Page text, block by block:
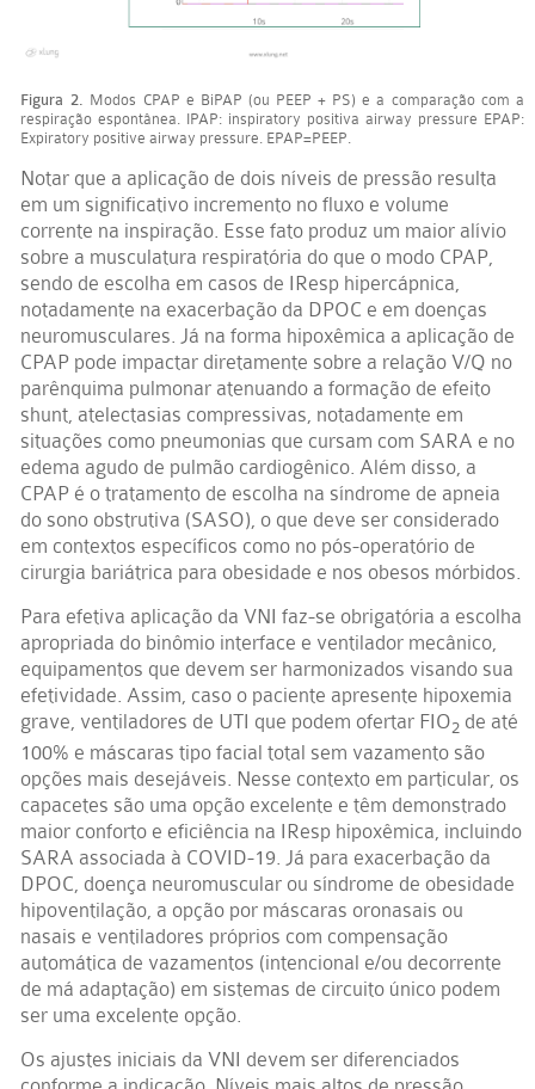
Figura 2. Modos CPAP e BiPAP (ou PEEP + PS) e a comparação com a
respiração espontânea. IPAP: inspiratory positiva airway pressure EPAP:
Expiratory positive airway pressure. EPAP=PEEP.
Notar que a aplicação de dois níveis de pressão resulta
em um significativo incremento no fluxo e volume
corrente na inspiração. Esse fato produz um maior alívio
sobre a musculatura respiratória do que o modo CPAP,
sendo de escolha em casos de IResp hipercápnica,
notadamente na exacerbação da DPOC e em doenças
neuromusculares. Já na forma hipoxêmica a aplicação de
CPAP pode impactar diretamente sobre a relação V/Q no
parênquima pulmonar atenuando a formação de efeito
shunt, atelectasias compressivas, notadamente em
situações como pneumonias que cursam com SARA e no
edema agudo de pulmão cardiogênico. Além disso, a
CPAP é o tratamento de escolha na síndrome de apneia
do sono obstrutiva (SASO), o que deve ser considerado
em contextos específicos como no pós-operatório de
cirurgia bariátrica para obesidade e nos obesos mórbidos.
Para efetiva aplicação da VNI faz-se obrigatória a escolha
apropriada do binômio interface e ventilador mecânico,
equipamentos que devem ser harmonizados visando sua
efetividade. Assim, caso o paciente apresente hipoxemia
grave, ventiladores de UTI que podem ofertar FIO2 de até
100% e máscaras tipo facial total sem vazamento são
opções mais desejáveis. Nesse contexto em particular, os
capacetes são uma opção excelente e têm demonstrado
maior conforto e eficiência na IResp hipoxêmica, incluindo
SARA associada à COVID-19. Já para exacerbação da
DPOC, doença neuromuscular ou síndrome de obesidade
hipoventilação, a opção por máscaras oronasais ou
nasais e ventiladores próprios com compensação
automática de vazamentos (intencional e/ou decorrente
de má adaptação) em sistemas de circuito único podem
ser uma excelente opção.
Os ajustes iniciais da VNI devem ser diferenciados